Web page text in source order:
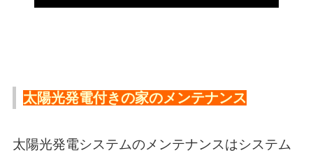
太陽光発電付きの家のメンテナンス
太陽光発電システムのメンテナンスはシステム